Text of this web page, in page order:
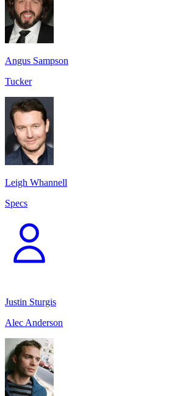
Angus Sampson
Tucker
Leigh Whannell
Specs
Justin Sturgis
Alec Anderson